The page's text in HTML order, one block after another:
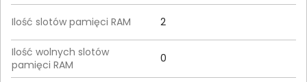
Ilość slotów pamięci RAM 2
Ilość wolnych slotów
pamięci RAM
0